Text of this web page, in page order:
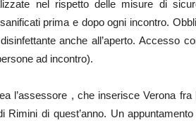
nel rispetto delle misure di
prima e dopo ogni incontro.
anche all’aperto. Accesso
ad incontro).
l’assessore , che inserisce Verona
Rimini di quest’anno. Un